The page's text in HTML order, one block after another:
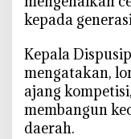
kepada
‎Kepala
mengatakan,
ajang
membangun
daerah.